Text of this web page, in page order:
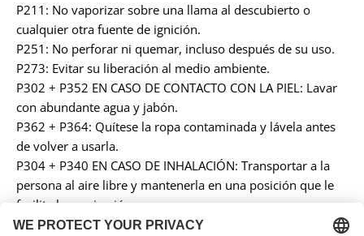
P211: No vaporizar sobre una llama al descubierto o
cualquier otra fuente de ignición.
P251: No perforar ni quemar, incluso después de su uso.
P273: Evitar su liberación al medio ambiente.
P302 + P352 EN CASO DE CONTACTO CON LA PIEL: Lavar
con abundante agua y jabón.
P362 + P364: Quítese la ropa contaminada y lávela antes
de volver a usarla.
P304 + P340 EN CASO DE INHALACIÓN: Transportar a la
persona al aire libre y mantenerla en una posición que le
facilite la respiración.
P304 + P312: EN CASO DE INHALACIÓN: Llamar a un